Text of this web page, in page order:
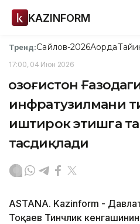
KAZINFORM
Тренд:Сайлов-2026Ақорда
17:00, 04 Июн 2026
Қозоғистон
инфратузилмани
иштирок этишга
тасдиқлади
ASTANA. Kazinform -
Тоқаев Тинчлик